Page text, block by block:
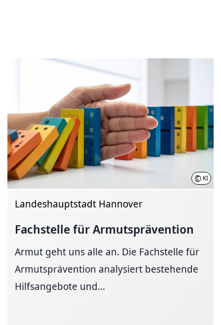
© KI
Landeshauptstadt Hannover
Fachstelle fürArmutsprävention
Armut geht uns alle an. Die Fachstelle für
Armutsprävention analysiert bestehende
Hilfsangebote und...